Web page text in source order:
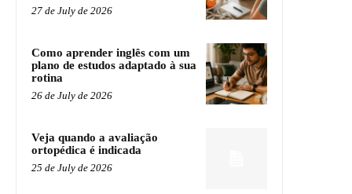
27 de July de 2026
Como aprender inglês com um
plano de estudos adaptado à sua
rotina
26 de July de 2026
Veja quando a avaliação
ortopédica é indicada
25 de July de 2026